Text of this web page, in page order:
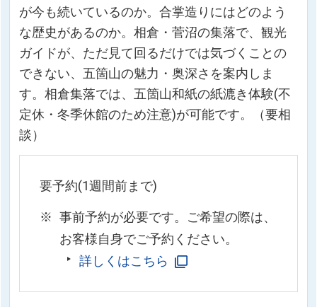
が今も続いているのか。合掌造りにはどのよう
な歴史があるのか。相倉・菅沼の集落で、観光
ガイドが、ただ見て回るだけでは気づくことの
できない、五箇山の魅力・奥深さを案内しま
す。相倉集落では、五箇山和紙の紙漉き体験(不
定休・冬季休館のため注意)が可能です。（要相
談）
要予約(1週間前まで)
事前予約が必要です。ご希望の際は、
お客様自身でご予約ください。
詳しくはこちら